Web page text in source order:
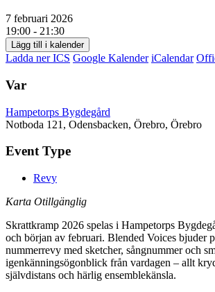
7 februari 2026
19:00 - 21:30
Lägg till i kalender
Ladda ner ICS Google Kalender iCalendar
Var
Hampetorps Bygdegård
Notboda 121, Odensbacken, Örebro, Örebro
Event Type
Revy
Karta Otillgänglig
Skrattkramp 2026 spelas i Hampetorps
och början av februari. Blended Voices bjuder
nummerrevy med sketcher, sångnummer och
igenkänningsögonblick från vardagen – allt
självdistans och härlig ensemblekänsla.